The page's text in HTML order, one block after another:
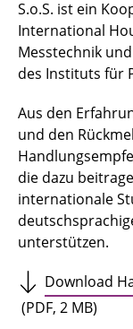
S.o.S. ist ein
International
Messtechnik
des Instituts für
Aus den
und den
die dazu
internationale
unterstützen.
Download
(PDF, 2 MB)